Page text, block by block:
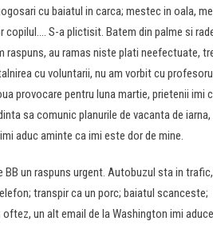
cu baiatul in carca; mestec in oala,
S-a plictisit. Batem din palme si
raspuns, au ramas niste plati neefectuate,
cu voluntarii, nu am vorbit cu
provocare pentru luna martie, prietenii imi
sa comunic planurile de vacanta de
aduc aminte ca imi este dor de mine.
un raspuns urgent. Autobuzul sta in
transpir ca un porc; baiatul
un alt email de la Washington imi